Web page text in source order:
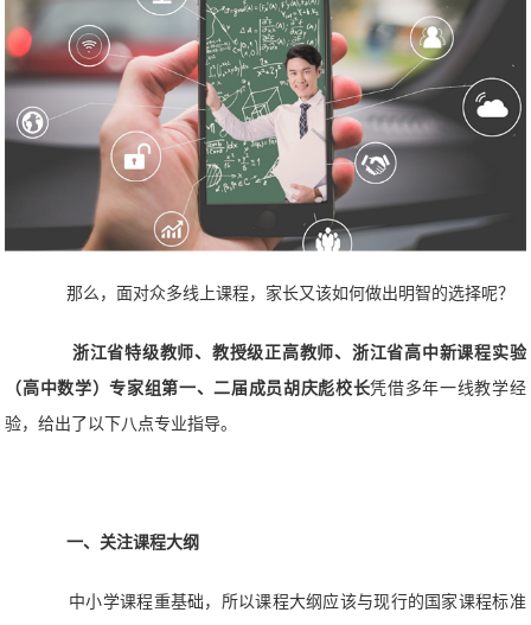
那么，面对众多线上课程，家长又该如何做出明智的选择呢？
浙江省特级教师、教授级正高教师、浙江省高中新课程实验
（高中数学）专家组第一、二届成员胡庆彪校长凭借多年一线教学经
验，给出了以下八点专业指导。
一、关注课程大纲
中小学课程重基础，所以课程大纲应该与现行的国家课程标准